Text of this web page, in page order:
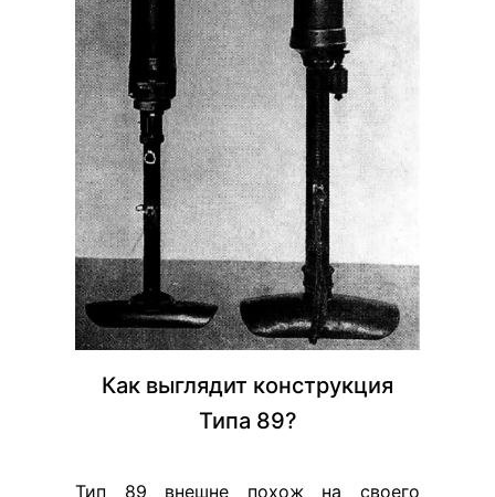
Как выглядит конструкция
Типа 89?
Тип 89 внешне похож на своего